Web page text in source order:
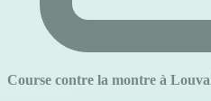
Course contre la montre à